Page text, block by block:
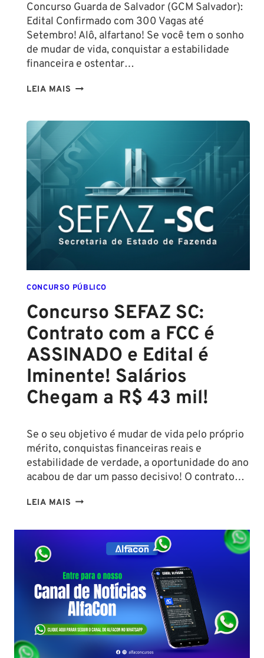
Concurso Guarda de Salvador (GCM Salvador):
Edital Confirmado com 300 Vagas até
Setembro! Alô, alfartano! Se você tem o sonho
de mudar de vida, conquistar a estabilidade
financeira e ostentar…
LEIA MAIS CONCURSO
SALVADOR
(GCM
SALVADOR):
CONFIRMADO
SETEMBRO!
CONCURSO PÚBLICO
Concurso SEFAZ SC:
Contrato com a FCC é
ASSINADO e Edital é
Iminente! Salários
Chegam a R$ 43 mil!
Se o seu objetivo é mudar de vida pelo próprio
mérito, conquistas financeiras reais e
estabilidade de verdade, a oportunidade do ano
acabou de dar um passo decisivo! O contrato…
LEIA MAIS CONCURSO
SC:
CONTRATO
A
FCC
É
ASSINADO
E
EDITAL